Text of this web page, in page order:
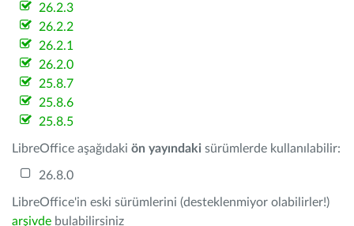
26.2.3
26.2.2
26.2.1
26.2.0
25.8.7
25.8.6
25.8.5
LibreOffice aşağıdaki ön yayındaki sürümlerde kullanılabilir:
26.8.0
LibreOffice'in eski sürümlerini (desteklenmiyor olabilirler!)
arşivde bulabilirsiniz